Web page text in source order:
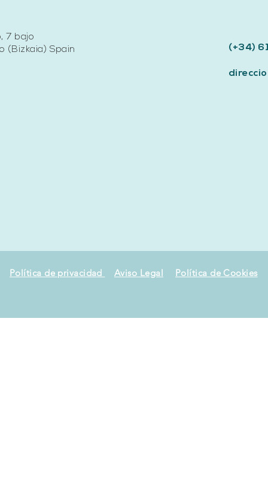
7 bajo
(Bizkaia) Spain
(+34)
Política de privacidad Aviso Legal Política de Cookies